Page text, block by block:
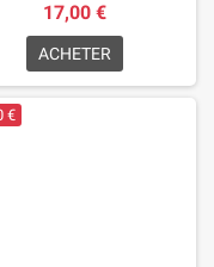
17,00 €
ACHETER
€